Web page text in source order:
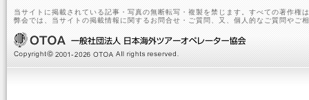
当サイトに掲載されている記事・写真の無断転写・複製を禁じます。すべての著作権
弊会では、当サイトの掲載情報に関するお問合せ・ご質問、又、個人的なご質問やご